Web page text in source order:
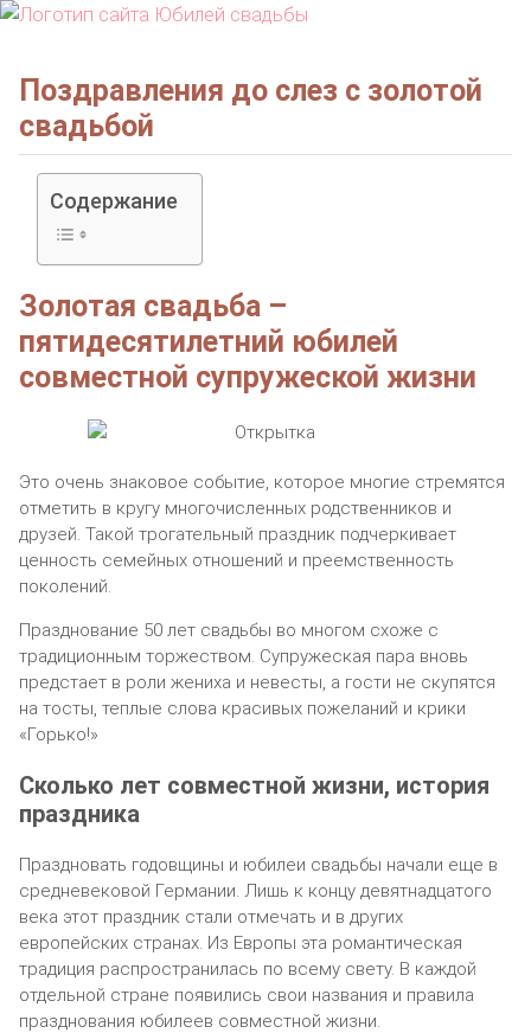
Поздравления до слез с золотой
свадьбой
Содержание
Золотая свадьба –
пятидесятилетний юбилей
совместной супружеской жизни
Это очень знаковое событие, которое многие стремятся
отметить в кругу многочисленных родственников и
друзей. Такой трогательный праздник подчеркивает
ценность семейных отношений и преемственность
поколений.
Празднование 50 лет свадьбы во многом схоже с
традиционным торжеством. Супружеская пара вновь
предстает в роли жениха и невесты, а гости не скупятся
на тосты, теплые слова красивых пожеланий и крики
«Горько!»
Сколько лет совместной жизни, история
праздника
Праздновать годовщины и юбилеи свадьбы начали еще в
средневековой Германии. Лишь к концу девятнадцатого
века этот праздник стали отмечать и в других
европейских странах. Из Европы эта романтическая
традиция распространилась по всему свету. В каждой
отдельной стране появились свои названия и правила
празднования юбилеев совместной жизни.